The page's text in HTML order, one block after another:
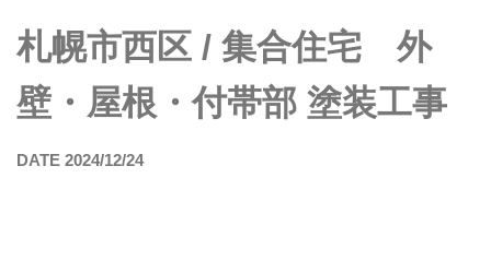
札幌市西区 / 集合住宅 外
壁・屋根・付帯部 塗装工事
DATE 2024/12/24